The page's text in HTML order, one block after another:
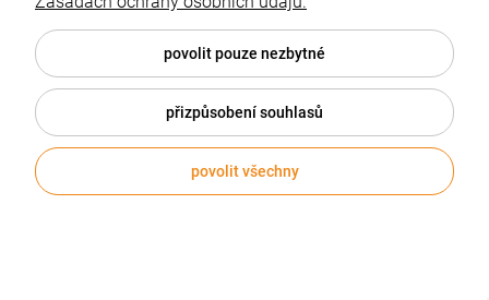
povolit pouze nezbytné
přizpůsobení souhlasů
povolit všechny